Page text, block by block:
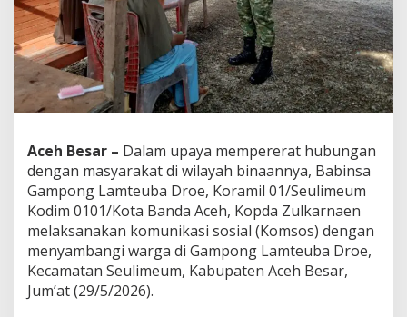
-
I
b
u
d
i
L
e
u
a
D
r
o
Aceh Besar – Dalam upaya mempererat hubungan
dengan masyarakat di wilayah binaannya, Babinsa
Gampong Lamteuba Droe, Koramil 01/Seulimeum
Kodim 0101/Kota Banda Aceh, Kopda Zulkarnaen
melaksanakan komunikasi sosial (Komsos) dengan
menyambangi warga di Gampong Lamteuba Droe,
Kecamatan Seulimeum, Kabupaten Aceh Besar,
Jum’at (29/5/2026).